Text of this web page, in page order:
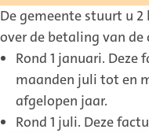
De gemeente stuurt u
over de betaling van de
Rond 1 januari. Deze
maanden juli tot en
afgelopen jaar.
Rond 1 juli. Deze